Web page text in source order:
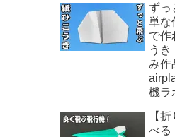
ずっ
単
で作
う
み
機ラ
【
べる